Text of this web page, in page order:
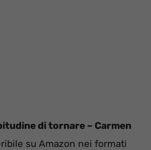
di tornare – Carmen
su Amazon nei formati